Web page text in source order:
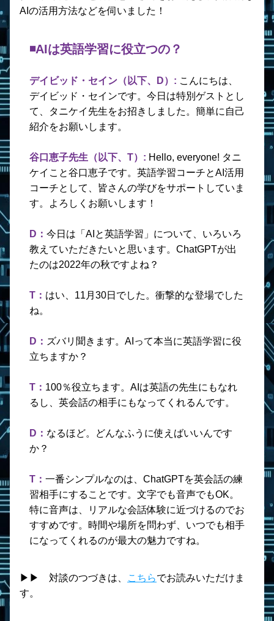
AIの活用方法などを伺いました！
◾️AIは英語学習に役立つの？
デイビッド・セイン（以下、D）: こんにちは、
デイビッド・セインです。今日は特別ゲストとし
て、タニケイ先生をお招きしました。簡単に自己
紹介をお願いします。
谷口恵子先生（以下、T）: Hello, everyone! タニ
ケイこと谷口恵子です。英語学習コーチとAI活用
コーチとして、皆さんの学びをサポートしていま
す。よろしくお願いします！
D： 今日は「AIと英語学習」について、いろいろ
教えていただきたいと思います。ChatGPTが出
たのは2022年の秋ですよね？
T： はい、11月30日でした。衝撃的な登場でした
ね。
D： ズバリ聞きます。AIって本当に英語学習に役
立ちますか？
T： 100％役立ちます。AIは英語の先生にもなれ
るし、英会話の相手にもなってくれるんです。
D： なるほど。どんなふうに使えばいいんです
か？
T： 一番シンプルなのは、ChatGPTを英会話の練
習相手にすることです。文字でも音声でもOK。
特に音声は、リアルな会話体験に近づけるのでお
すすめです。時間や場所を問わず、いつでも相手
になってくれるのが最大の魅力ですね。
▶︎▶︎　対談のつづきは、 こちらでお読みいただけま
す。